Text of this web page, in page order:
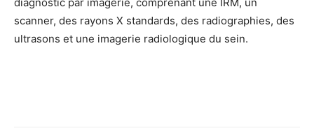
scanner, des rayons X standards, des radiographies, des
ultrasons et une imagerie radiologique du sein.